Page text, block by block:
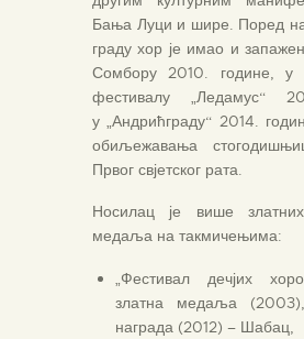
Бања Луци и шире. Поред
граду хор је имао и
Сомбору 2010. године, у
фестивалу „Ледамус“
у „Андрићграду“ 2014.
обиљежавања
Првог свјетског рата.
Носилац је више
медаља на такмичењима:
„Фестивал дечјих
златна медаља (2003),
награда (2012) – Шабац,